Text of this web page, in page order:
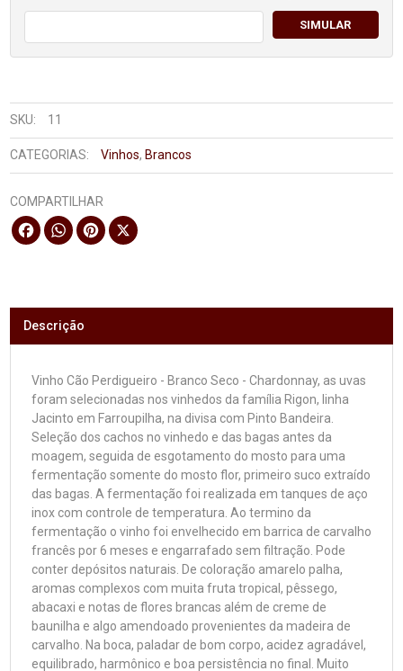
SIMULAR
SKU: 11
CATEGORIAS: Vinhos, Brancos
COMPARTILHAR
FacebookWhatsApp
Pinterest
Descrição
Vinho Cão Perdigueiro - Branco Seco - Chardonnay, as uvas
foram selecionadas nos vinhedos da família Rigon, linha
Jacinto em Farroupilha, na divisa com Pinto Bandeira.
Seleção dos cachos no vinhedo e das bagas antes da
moagem, seguida de esgotamento do mosto para uma
fermentação somente do mosto flor, primeiro suco extraído
das bagas. A fermentação foi realizada em tanques de aço
inox com controle de temperatura. Ao termino da
fermentação o vinho foi envelhecido em barrica de carvalho
francês por 6 meses e engarrafado sem filtração. Pode
conter depósitos naturais. De coloração amarelo palha,
aromas complexos com muita fruta tropical, pêssego,
abacaxi e notas de flores brancas além de creme de
baunilha e algo amendoado provenientes da madeira de
carvalho. Na boca, paladar de bom corpo, acidez agradável,
equilibrado, harmônico e boa persistência no final. Muito